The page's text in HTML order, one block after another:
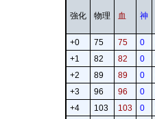
強化 物理 血 神
+0
75 75 0
+1
82 82 0
+2
89 89 0
+3
96 96 0
+4
103 103 0